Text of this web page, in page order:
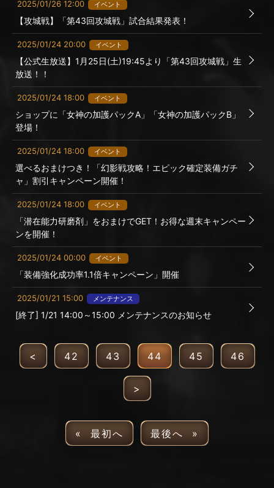
2025/01/26 12:00 イベント
【攻城戦】「第43回攻城戦」試合結果発表！
2025/01/24 20:00 イベント
【公式生放送】1月25日(土)19:45より「第43回攻城戦」生
放送！！
2025/01/24 18:00 イベント
ショップに「女神の加護パックA」「女神の加護パックB」
登場！
2025/01/24 18:00 イベント
選べるおまけつき！「幻影戦攻略！エピック確定装備ガチ
ャ」割引キャンペーン開催！
2025/01/24 18:00 イベント
「潜在能力研磨剤」をおまけでGET！お得な週末キャンペー
ンを開催！
2025/01/24 00:00 イベント
「装備強化成功率1.1倍キャンペーン」開催
2025/01/21 15:00 メンテナンス
[終了] 1/21 14:00～15:00 メンテナンスのお知らせ
< 42 43 44 45 46
>
« 最初へ 最後へ »